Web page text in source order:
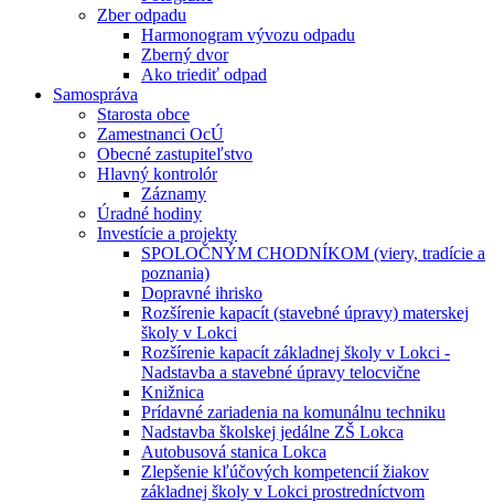
Zber odpadu
Harmonogram vývozu odpadu
Zberný dvor
Ako triediť odpad
Samospráva
Starosta obce
Zamestnanci OcÚ
Obecné zastupiteľstvo
Hlavný kontrolór
Záznamy
Úradné hodiny
Investície a projekty
SPOLOČNÝM CHODNÍKOM (viery, tradície a
poznania)
Dopravné ihrisko
Rozšírenie kapacít (stavebné úpravy) materskej
školy v Lokci
Rozšírenie kapacít základnej školy v Lokci -
Nadstavba a stavebné úpravy telocvične
Knižnica
Prídavné zariadenia na komunálnu techniku
Nadstavba školskej jedálne ZŠ Lokca
Autobusová stanica Lokca
Zlepšenie kľúčových kompetencií žiakov
základnej školy v Lokci prostredníctvom